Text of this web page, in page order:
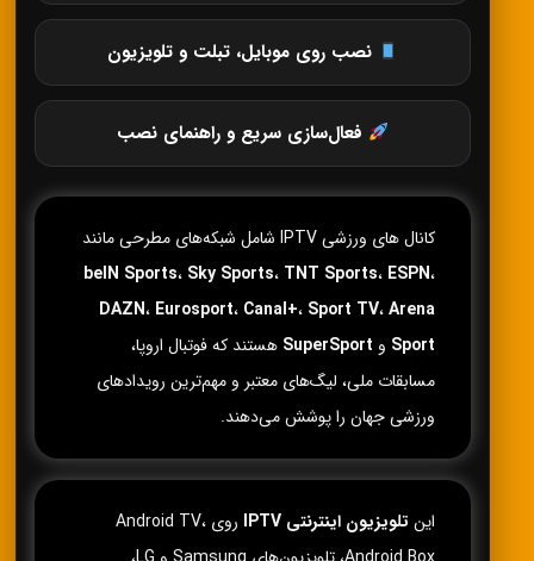
نصب روی موبایل، تبلت و تلویزیون
فعال‌سازی سریع و راهنمای نصب
کانال های ورزشی IPTV شامل شبکه‌های مطرحی مانند
beIN Sports، Sky Sports، TNT Sports، ESPN،
DAZN، Eurosport، Canal+، Sport TV،Arena
Sport و SuperSport هستند که فوتبال اروپا،
مسابقات ملی، لیگ‌های معتبر و مهم‌ترین رویدادهای
ورزشی جهان را پوشش می‌دهند.
این تلویزیون اینترنتی IPTV
روی Android TV،